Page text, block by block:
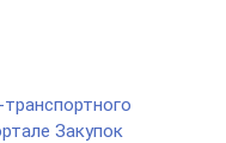
Закупок